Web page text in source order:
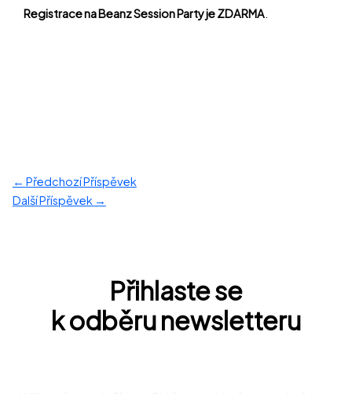
Registrace na Beanz Session Party je ZDARMA
← Předchozí Příspěvek
Další Příspěvek →
Přihlaste se
k odběru newsletteru